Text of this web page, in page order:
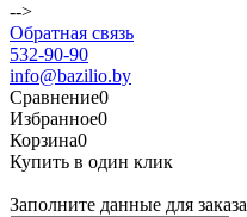
-->
Обратная связь
532-90-90
info@bazilio.by
Сравнение0
Избранное0
Корзина0
Купить в один клик
Заполните данные для заказа